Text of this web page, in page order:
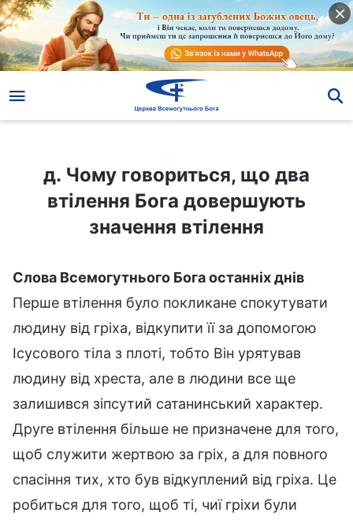
д. Чому говориться, що два
втілення Бога довершують
значення втілення
Слова Всемогутнього Бога останніх днів
Перше втілення було покликане спокутувати
людину від гріха, відкупити її за допомогою
Ісусового тіла з плоті, тобто Він урятував
людину від хреста, але в людини все ще
залишився зіпсутий сатанинський характер.
Друге втілення більше не призначене для того,
щоб служити жертвою за гріх, а для повного
спасіння тих, хто був відкуплений від гріха. Це
робиться для того, щоб ті, чиї гріхи були